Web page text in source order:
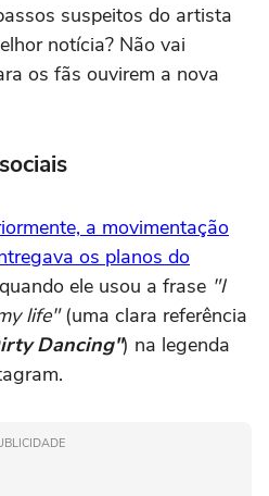
suspeitos do artista
notícia? Não vai
os fãs ouvirem a nova
a movimentação
os planos do
ele usou a frase "I
life"(uma clara referência
Dancing") na legenda